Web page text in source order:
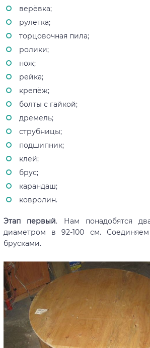
верёвка;
рулетка;
торцовочная пила;
ролики;
нож;
рейка;
крепёж;
болты с гайкой;
дремель;
струбницы;
подшипник;
клей;
брус;
карандаш;
ковролин.
Этап первый. Нам понадобятся
диаметром в 92-100 см.
брусками.